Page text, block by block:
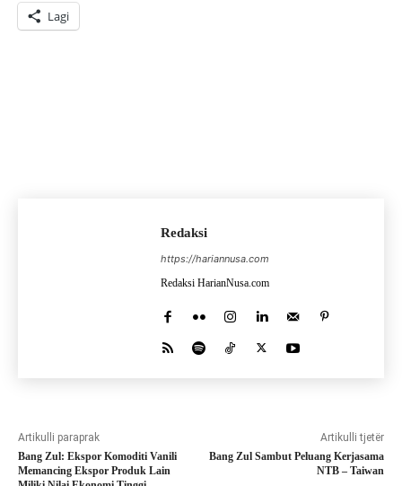
Lagi
Redaksi
https://hariannusa.com
Redaksi HarianNusa.com
Artikulli paraprak
Bang Zul: Ekspor Komoditi Vanili
Memancing Ekspor Produk Lain
Artikulli tjetër
Bang Zul Sambut Peluang Kerjasama
NTB – Taiwan